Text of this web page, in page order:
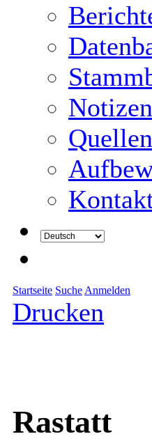
Notizen
Quellen
Startseite Suche Anmelden
Drucken
Rastatt